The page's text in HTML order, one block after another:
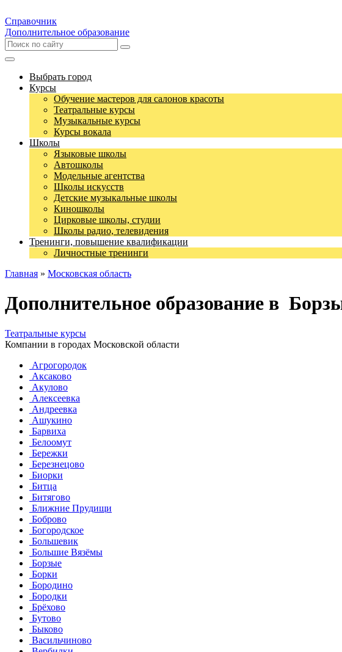
Справочник
Дополнительное образование
Выбрать город
Курсы
Обучение мастеров для салонов красоты
Театральные курсы
Музыкальные курсы
Курсы вокала
Школы
Языковые школы
Автошколы
Модельные агентства
Школы искусств
Детские музыкальные школы
Киношколы
Цирковые школы, студии
Школы радио, телевидения
Тренинги, повышение квалификации
Личностные тренинги
Главная » Московская область
Дополнительное образование в
Театральные курсы
Компании в городах Московской области
Агрогородок
Аксаково
Акулово
Алексеевка
Андреевка
Ашукино
Барвиха
Белоомут
Бережки
Березнецово
Биорки
Битца
Битягово
Ближние Прудищи
Боброво
Богородское
Большевик
Большие Вязёмы
Борзые
Борки
Бородино
Бородки
Брёхово
Бутово
Быково
Васильчиново